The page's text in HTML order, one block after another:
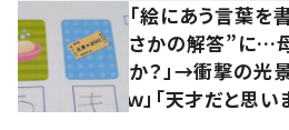
「絵にあう言葉を
さかの解答”に…母
か？」→衝撃の光
ｗ」「天才だと思い